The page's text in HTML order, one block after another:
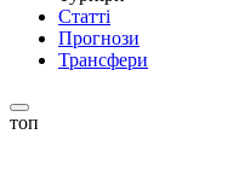
Статті
Прогнози
Трансфери
топ